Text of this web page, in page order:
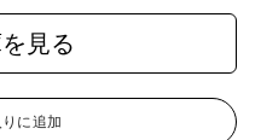
見る
に追加